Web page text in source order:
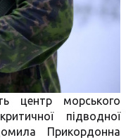
центр морського
підводної
Прикордонна